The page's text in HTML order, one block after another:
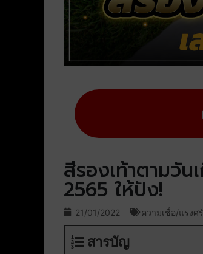
สีรองเท้าตามวั
2565 ให้ปัง!
21/01/2022 ความเชื่อ/แรงศ
สารบัญ